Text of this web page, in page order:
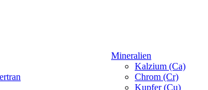
Mineralien
Kalzium (Ca)
Chrom (Cr)
Kupfer (Cu)